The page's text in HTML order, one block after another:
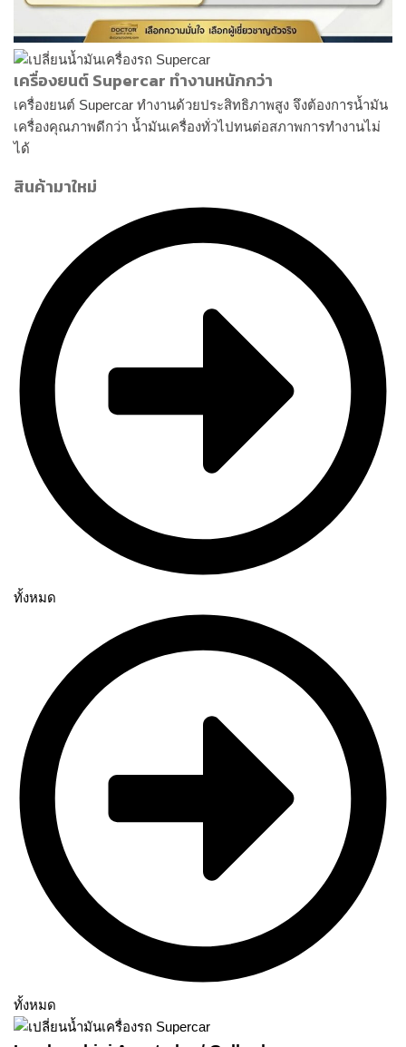
เครื่องยนต์ Supercar ทำงานหนักกว่า
เครื่องยนต์ Supercar ทำงานด้วยประสิทธิภาพสูง จึงต้องการน้ำมัน
เครื่องคุณภาพดีกว่า น้ำมันเครื่องทั่วไปทนต่อสภาพการทำงานไม่
ได้
สินค้ามาใหม่
ทั้งหมด
ทั้งหมด